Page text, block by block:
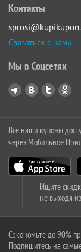
Контакты
Связаться с нами
Мы в Соцсетях
Все наши купоны
через Мобильное
Ищите
не выходя
Сэкономьте до 90%
Подпишитесь на